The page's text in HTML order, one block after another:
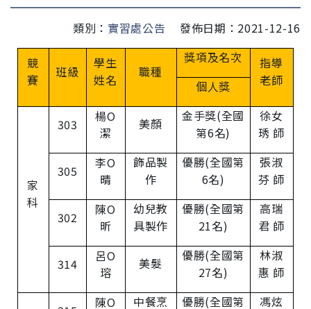
類別： 實習處公告 發佈日期：2021-12-16
競
賽
班級
學生
姓名
職種
獎項及名次
指導
老師
個人獎
家
科
303
楊O
潔
美顏
金手獎(全國
第6名)
徐女
琇 師
305
李O
晴
飾品製
作
優勝(全國第
6名)
張淑
芬 師
302
陳O
昕
幼兒教
具製作
優勝(全國第
21名)
高瑞
君 師
314
呂O
瑢
美髮
優勝(全國第
27名)
林淑
惠 師
陳O
中餐烹
優勝(全國第
馮炫